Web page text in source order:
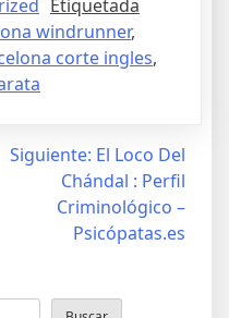
Etiquetada
windrunner,
corte ingles,
Siguiente: El Loco Del
Chándal : Perfil
Criminológico –
Psicópatas.es